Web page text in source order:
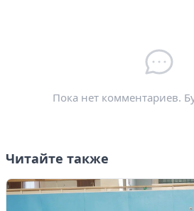
Пока нет комментариев.
Читайте также